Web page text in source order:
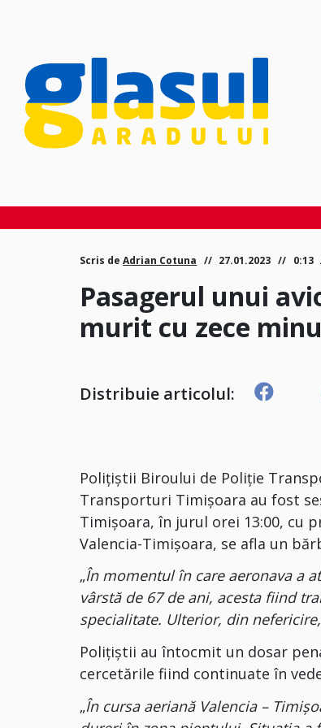
Scris deAdrian Cotuna 27.01.2023 0:13
Pasagerul unui
murit cu zece
Distribuie articolul:
Polițiștii Biroului de Poliție
Transporturi Timișoara au fost
Timișoara, în jurul orei 13:00, cu
Valencia-Timișoara, se afla un
„În momentul în care aeronava a
vârstă de 67 de ani, acesta fiind
specialitate. Ulterior, din
Polițiștii au întocmit un dosar
cercetările fiind continuate în
„În cursa aeriană Valencia –